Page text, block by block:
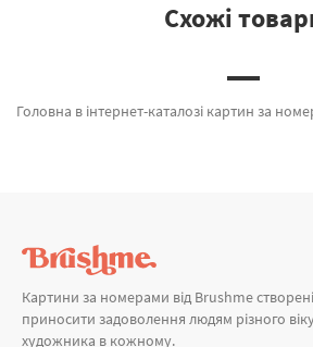
Схожі
Головна в інтернет-каталозі картин за номерами и алмазної мозаїки Brushme.com.ua. У нас є можливість легко купити Картина за номерами Запуск куль BS29713MG від признаного бренду Brushme який підкуповує дизайном. Весь асортимент каталогу «» сертифікований та підтверджений досвідом клієнтів. Танець пристрасті, Для чашки спокою ©Halyna Vitiuk и Вечірній Лондон а также широкий вибір
Картини за номерами від Brushme
приносити задоволення людям різного
художника в кожному.